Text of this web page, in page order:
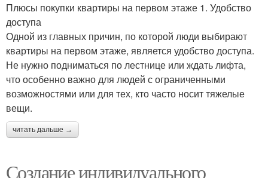
Плюсы покупки квартиры на первом этаже 1. Удобство
доступа
Одной из главных причин, по которой люди выбирают
квартиры на первом этаже, является удобство доступа.
Не нужно подниматься по лестнице или ждать лифта,
что особенно важно для людей с ограниченными
возможностями или для тех, кто часто носит тяжелые
вещи.
читать дальше →
Создание индивидуального